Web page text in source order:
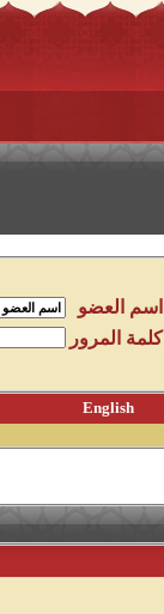
اسم العضو
كلمة المرور
English